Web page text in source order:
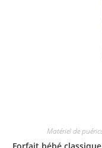
Matériel de
Forfait bébé